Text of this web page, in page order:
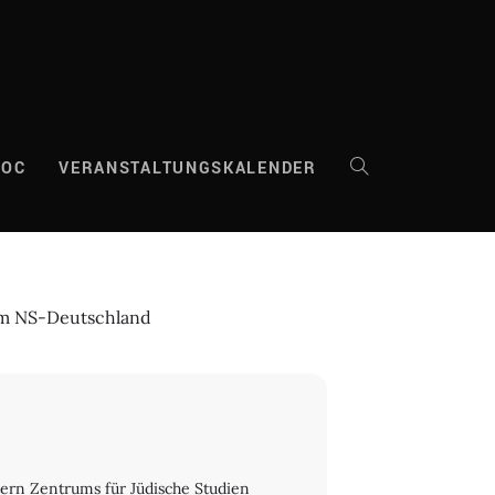
VERANSTALTUNGSKALENDER WEBSITE-
NS-Deutschland
Zentrums für Jüdische Studien